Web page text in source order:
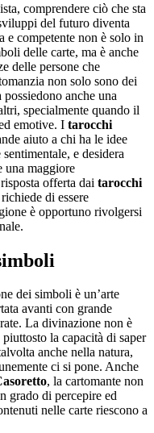
comprendere ciò che sta
del futuro diventa
e competente non è solo in
delle carte, ma è anche
delle persone che
non solo sono dei
anche una
specialmente quando il
emotive. I tarocchi
aiuto a chi ha le idee
e desidera
una maggiore
offerta dai tarocchi
di essere
è opportuno rivolgersi
dei simboli è un’arte
avanti con grande
La divinazione non è
la capacità di saper
anche nella natura,
ci si pone. Anche
, la cartomante non
grado di percepire ed
nelle carte riescono a